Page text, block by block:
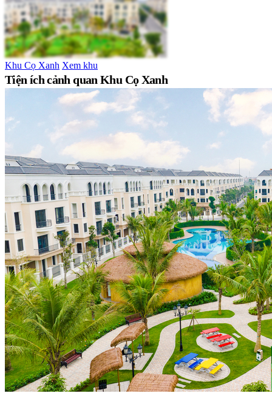
Khu Cọ Xanh Xem khu
Tiện ích cảnh quan Khu Cọ Xanh